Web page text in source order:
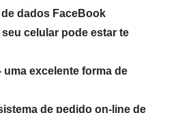
dados FaceBook
celular pode estar te
uma excelente forma de
de pedido on-line de